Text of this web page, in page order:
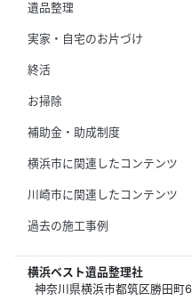
遺品整理
実家・自宅のお片づけ
終活
お掃除
補助金・助成制度
横浜市に関連したコンテンツ
川崎市に関連したコンテンツ
過去の施工事例
横浜ベスト遺品整理社
神奈川県横浜市都筑区勝田町